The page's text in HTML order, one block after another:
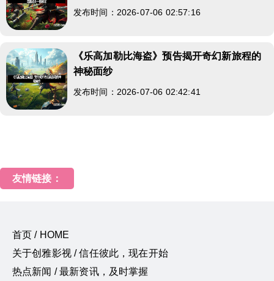
发布时间：2026-07-06 02:57:16
《乐高加勒比海盗》预告揭开奇幻新旅程的
神秘面纱
发布时间：2026-07-06 02:42:41
友情链接：
首页 / HOME
关于创雅影视 / 信任彼此，现在开始
热点新闻 / 最新资讯，及时掌握